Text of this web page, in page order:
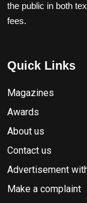
the public in both
fees.
Quick Links
Magazines
Awards
About us
Contact us
Advertisement
Make a complaint